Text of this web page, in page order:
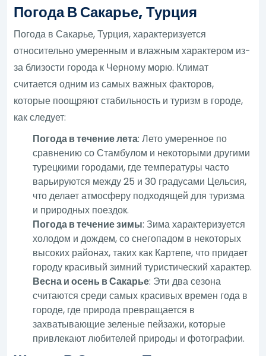
Погода В Сакарье, Турция
Погода в Сакарье, Турция, характеризуется
относительно умеренным и влажным характером из-
за близости города к Черному морю. Климат
считается одним из самых важных факторов,
которые поощряют стабильность и туризм в городе,
как следует:
Погода в течение лета: Лето умеренное по
сравнению со Стамбулом и некоторыми другими
турецкими городами, где температуры часто
варьируются между 25 и 30 градусами Цельсия,
что делает атмосферу подходящей для туризма
и природных поездок.
Погода в течение зимы: Зима характеризуется
холодом и дождем, со снегопадом в некоторых
высоких районах, таких как Картепе, что придает
городу красивый зимний туристический характер.
Весна и осень в Сакарье: Эти два сезона
считаются среди самых красивых времен года в
городе, где природа превращается в
захватывающие зеленые пейзажи, которые
привлекают любителей природы и фотографии.